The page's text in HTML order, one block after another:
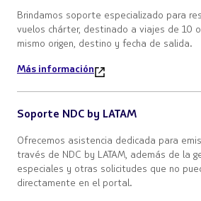
Brindamos soporte especializado para
vuelos chárter, destinado a viajes de 10
mismo origen, destino y fecha de salida.
Más información
Soporte NDC by LATAM
Ofrecemos asistencia dedicada para
través de NDC by LATAM, además de la
especiales y otras solicitudes que no
directamente en el portal.